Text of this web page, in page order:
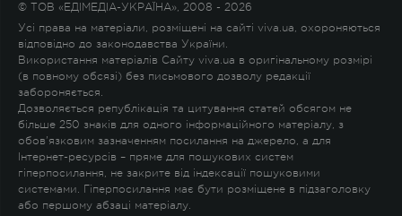
© ТОВ «ЕДІМЕДІА-УКРАЇНА», 2008 - 2026
Усі права на матеріали, розміщені на сайті viva.ua, охороняються
відповідно до законодавства України.
Використання матеріалів Сайту viva.ua в оригінальному розмірі
(в повному обсязі) без письмового дозволу редакції
забороняється.
Дозволяється републікація та цитування статей обсягом не
більше 250 знаків для одного інформаційного матеріалу, з
обов'язковим зазначенням посилання на джерело, а для
Інтернет-ресурсів – пряме для пошукових систем
гіперпосилання, не закрите від індексації пошуковими
системами. Гіперпосилання має бути розміщене в підзаголовку
або першому абзаці матеріалу.